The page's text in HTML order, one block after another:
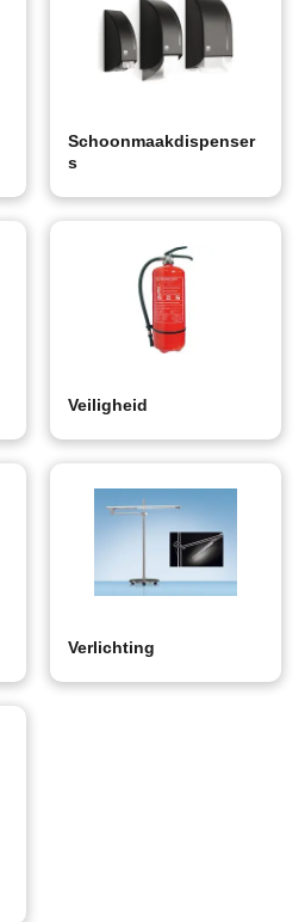
Schoonmaakdispenser
s
Veiligheid
Verlichting